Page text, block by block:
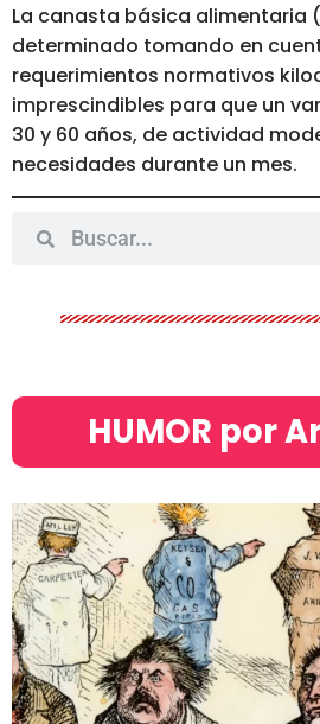
La canasta básica alimentaria
determinado tomando en
requerimientos normativos
imprescindibles para que un
30 y 60 años, de actividad
necesidades durante un mes.
HUMOR por